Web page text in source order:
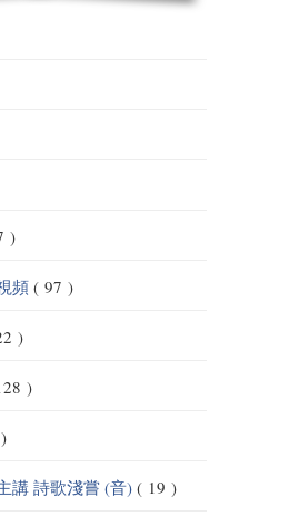
)
頻 ( 97 )
)
)
講 詩歌淺嘗 (音)( 19 )